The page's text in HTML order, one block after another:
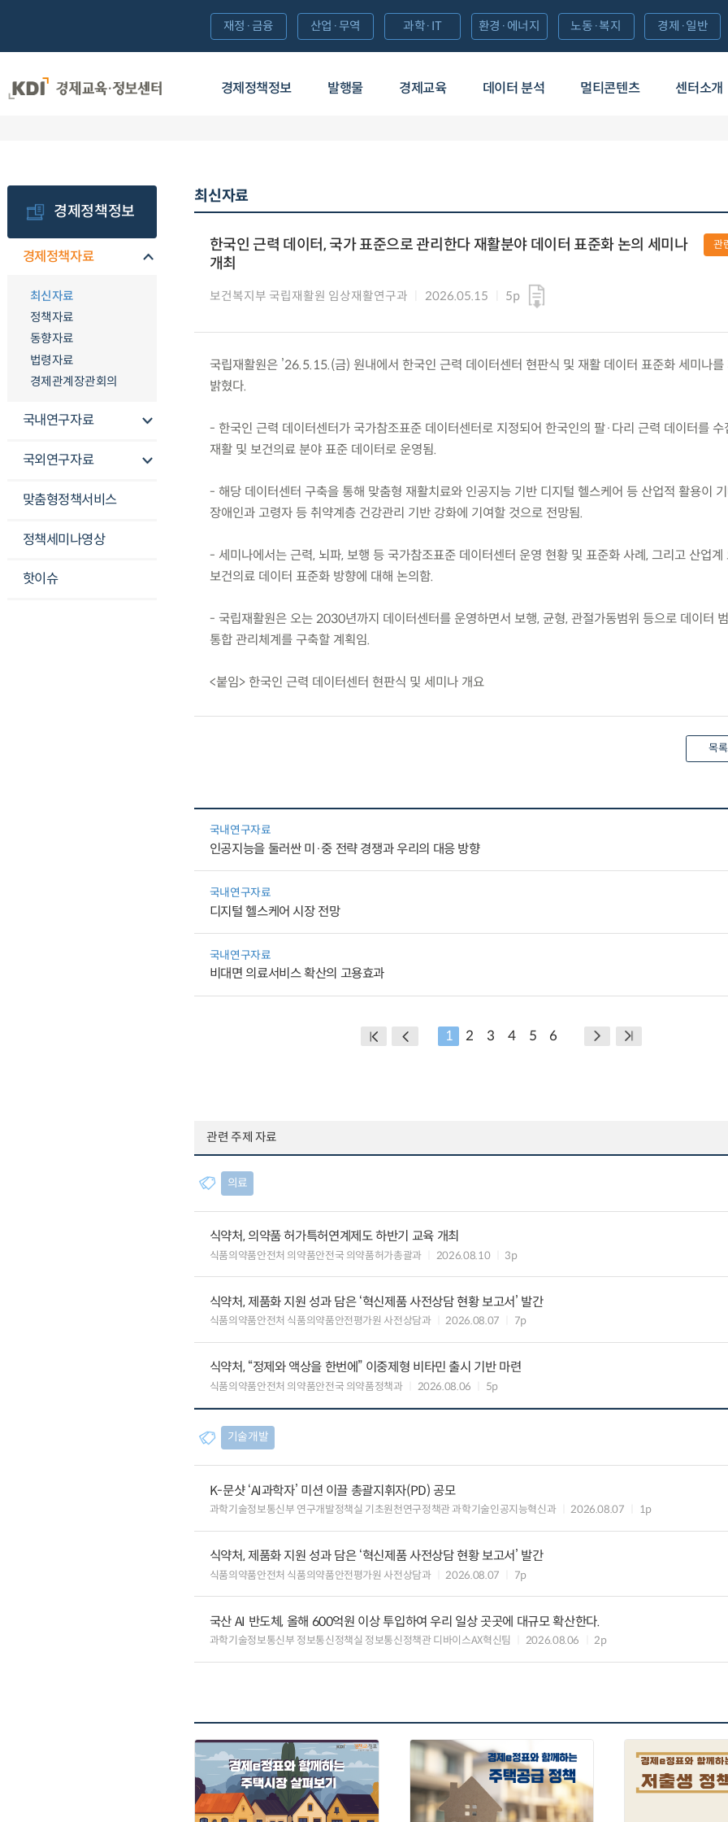
경제정책정보 발행물 경제교육 데이터 분석 멀티콘텐츠 센터소개
재정·금융 산업·무역 과학·IT 환경·에너지 노동·복지 경제·일반
경제정책정보
경제정책자료
최신자료
정책자료
동향자료
법령자료
경제관계장관회의
국내연구자료
국외연구자료
맞춤형정책서비스
정책세미나영상
핫이슈
최신자료
한국인 근력 데이터, 국가 표준으로 관리한다 재활분야 데이터 표준화 논의 세미나
개최
보건복지부 국립재활원 임상재활연구과 2026.05.15 5p
관
국립재활원은 ’26.5.15.(금) 원내에서 한국인 근력 데이터센터 현판식 및 재활 데이터 표준화 세미나를
밝혔다.
- 한국인 근력 데이터센터가 국가참조표준 데이터센터로 지정되어 한국인의 팔·다리 근력 데이터를 수
재활 및 보건의료 분야 표준 데이터로 운영됨.
- 해당 데이터센터 구축을 통해 맞춤형 재활치료와 인공지능 기반 디지털 헬스케어 등 산업적 활용이
장애인과 고령자 등 취약계층 건강관리 기반 강화에 기여할 것으로 전망됨.
- 세미나에서는 근력, 뇌파, 보행 등 국가참조표준 데이터센터 운영 현황 및 표준화 사례, 그리고 산업계
보건의료 데이터 표준화 방향에 대해 논의함.
- 국립재활원은 오는 2030년까지 데이터센터를 운영하면서 보행, 균형, 관절가동범위 등으로 데이터
통합 관리체계를 구축할 계획임.
<붙임> 한국인 근력 데이터센터 현판식 및 세미나 개요
목록
국내연구자료
인공지능을 둘러싼 미·중 전략 경쟁과 우리의 대응 방향
국내연구자료
디지털 헬스케어 시장 전망
국내연구자료
비대면 의료서비스 확산의 고용효과
1 2 3 4 5 6
관련 주제 자료
의료
식약처, 의약품 허가특허연계제도 하반기 교육 개최
식품의약품안전처 의약품안전국 의약품허가총괄과 2026.08.10 3p
식약처, 제품화 지원 성과 담은 ‘혁신제품 사전상담 현황 보고서’ 발간
식품의약품안전처 식품의약품안전평가원 사전상담과 2026.08.07 7p
식약처, “정제와 액상을 한번에” 이중제형 비타민 출시 기반 마련
식품의약품안전처 의약품안전국 의약품정책과 2026.08.06 5p
기술개발
K-문샷 ‘AI과학자’ 미션 이끌 총괄지휘자(PD) 공모
과학기술정보통신부 연구개발정책실 기초원천연구정책관 과학기술인공지능혁신과 2026.08.07 1p
식약처, 제품화 지원 성과 담은 ‘혁신제품 사전상담 현황 보고서’ 발간
식품의약품안전처 식품의약품안전평가원 사전상담과 2026.08.07 7p
국산 AI 반도체, 올해 600억원 이상 투입하여 우리 일상 곳곳에 대규모 확산한다.
과학기술정보통신부 정보통신정책실 정보통신정책관 디바이스AX혁신팀 2026.08.06 2p